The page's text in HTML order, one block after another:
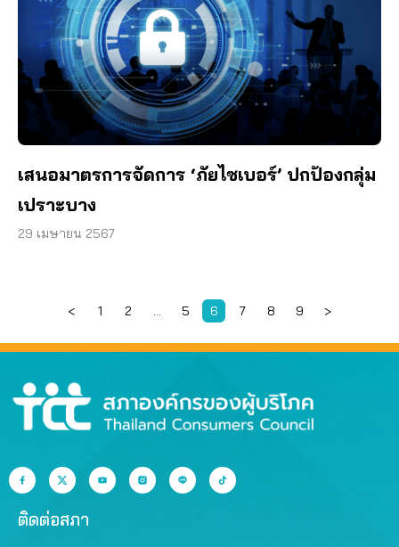
เสนอมาตรการจัดการ ‘ภัยไซเบอร์’ ปกป้องกลุ่ม
เปราะบาง
29 เมษายน 2567
< 1 2 … 5 6 7 8 9 >
ติดต่อสภา